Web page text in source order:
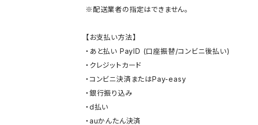
※配送業者の指定はできません。
【お支払い方法】
・あと払い PayID (口座振替/コンビニ後払い)
・クレジットカード
・コンビニ決済またはPay-easy
・銀行振り込み
・d払い
・auかんたん決済